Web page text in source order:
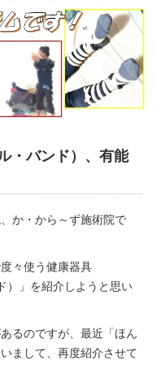
・バンド）、有能
か・から～ず施術院で
々使う健康器具
）」を紹介しようと思い
るのですが、最近「ほん
まして、再度紹介させて